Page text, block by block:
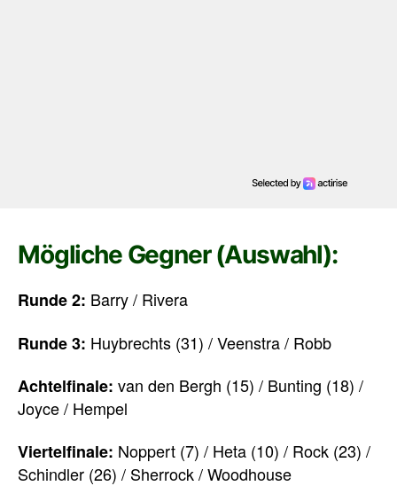
Mögliche Gegner (Auswahl):
Runde 2: Barry / Rivera
Runde 3: Huybrechts (31) / Veenstra / Robb
Achtelfinale: van den Bergh (15) / Bunting (18) /
Joyce / Hempel
Viertelfinale: Noppert (7) / Heta (10) / Rock (23) /
Schindler (26) / Sherrock / Woodhouse